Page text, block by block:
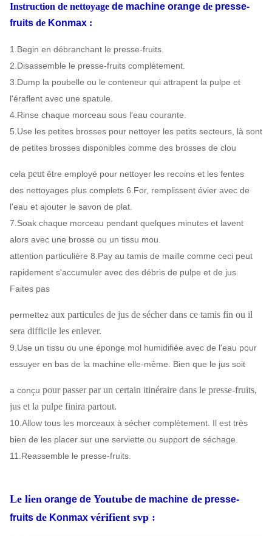
Instruction de nettoyage de machine orange de presse-
fruits de Konmax :
1.Begin en débranchant le presse-fruits.
2.Disassemble le presse-fruits complètement.
3.Dump la poubelle ou le conteneur qui attrapent la pulpe et
l'éraflent avec une spatule.
4.Rinse chaque morceau sous l'eau courante.
5.Use les petites brosses pour nettoyer les petits secteurs, là sont
de petites brosses disponibles comme des brosses de clou
cela peut être employé pour nettoyer les recoins et les fentes
des nettoyages plus complets 6.For, remplissent évier avec de
l'eau et ajouter le savon de plat.
7.Soak chaque morceau pendant quelques minutes et lavent
alors avec une brosse ou un tissu mou.
attention particulière 8.Pay au tamis de maille comme ceci peut
rapidement s'accumuler avec des débris de pulpe et de jus.
Faites pas
permettez aux particules de jus de sécher dans ce tamis fin ou il
sera difficile les enlever.
9.Use un tissu ou une éponge mol humidifiée avec de l'eau pour
essuyer en bas de la machine elle-même. Bien que le jus soit
a conçu pour passer par un certain itinéraire dans le presse-fruits,
jus et la pulpe finira partout.
10.Allow tous les morceaux à sécher complètement. Il est très
bien de les placer sur une serviette ou support de séchage.
11.Reassemble le presse-fruits.
Le lien orange de Youtube de machine de presse-
fruits de Konmax vérifient svp :